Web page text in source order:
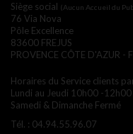
Siège social (Aucun Accueil du
76 Via Nova
Pôle Excellence
83600 FREJUS
PROVENCE CÔTE D'AZUR -
Horaires du Service clients
Lundi au Jeudi 10h00 -
Samedi & Dimanche Fermé
Tél. : 04.94.55.96.07